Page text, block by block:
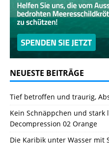
NEUESTE BEITRÄGE
Tief betroffen und traurig,
Kein Schnäppchen und
Decompression 02 Orange
Die Karibik unter Wasser mit